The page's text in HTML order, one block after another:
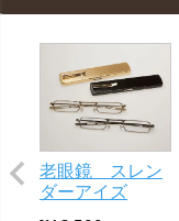
老眼鏡 スレン
ダーアイズ